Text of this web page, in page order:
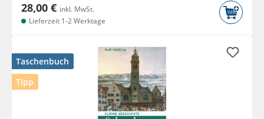
28,00 € inkl. MwSt.
Lieferzeit 1-2 Werktage
Taschenbuch
Tipp